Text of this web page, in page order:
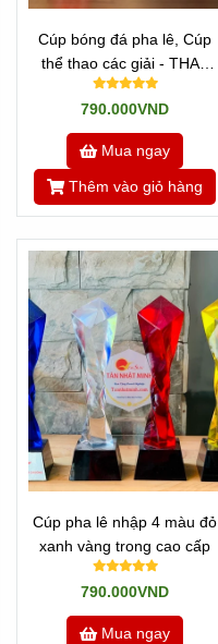
Cúp bóng đá pha lê, Cúp
thể thao các giải - THAY
QUẢ CẦU
790.000VND
Mua ngay
Thêm vào giỏ hàng
Cúp pha lê nhập 4 màu đỏ
xanh vàng trong cao cấp
790.000VND
Mua ngay